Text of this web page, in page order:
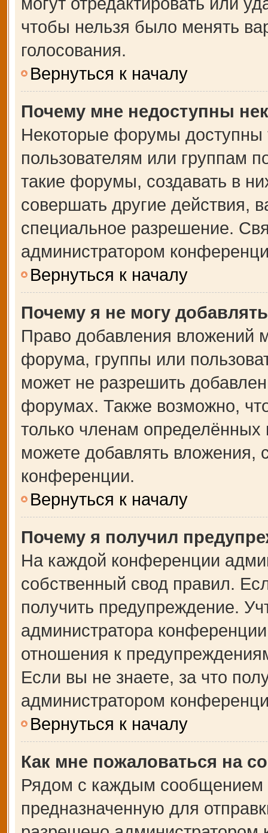
чтобы нельзя было менять
голосования.
Вернуться к началу
Почему мне недоступны
Некоторые форумы доступны
пользователям или группам
такие форумы, создавать в
совершать другие действия,
специальное разрешение.
администратором
Вернуться к началу
Почему я не могу
Право добавления вложений
форума, группы или
может не разрешить
форумах. Также возможно,
только членам
можете добавлять вложения,
конференции.
Вернуться к началу
Почему я получил
На каждой конференции
собственный свод правил.
получить предупреждение.
администратора
отношения к
Если вы не знаете, за что
администратором
Вернуться к началу
Как мне пожаловаться на
Рядом с каждым сообщением
предназначенную для